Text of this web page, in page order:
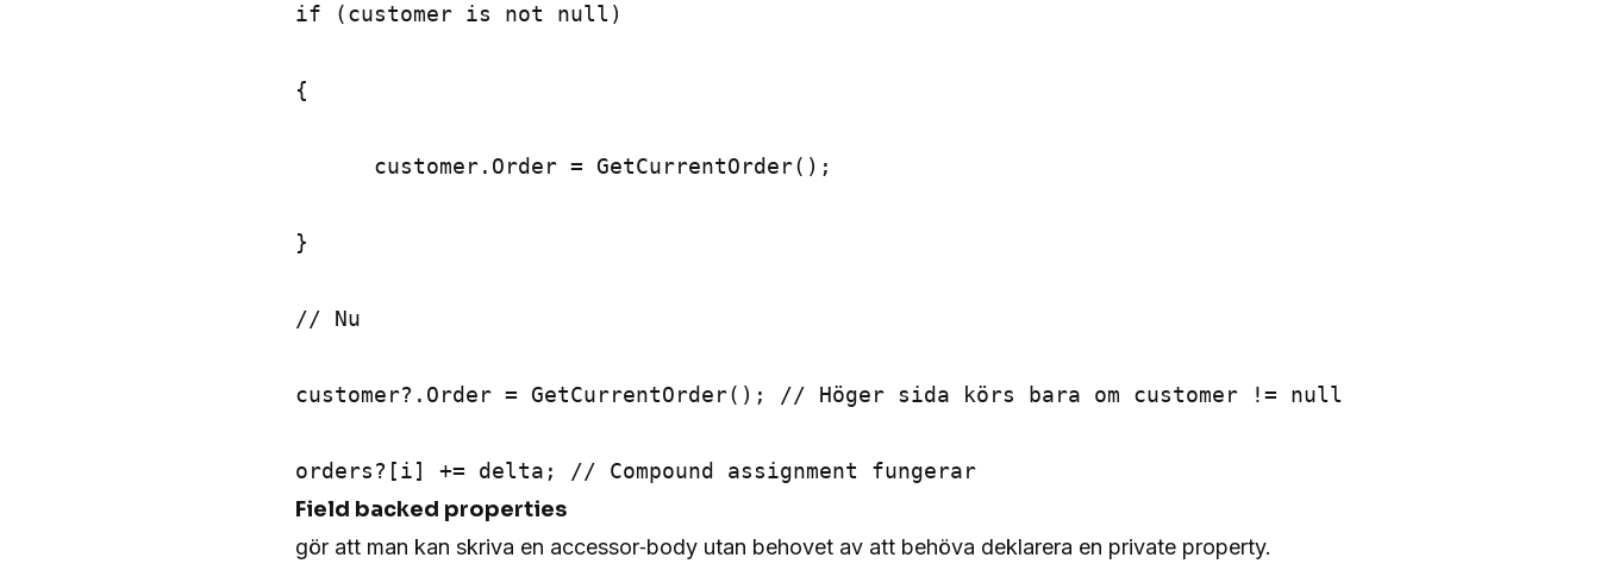
if (customer is not null)
{
      customer.Order = GetCurrentOrder();
}
// Nu
customer?.Order = GetCurrentOrder(); // Höger sida körs bara om customer != null
Field backed properties
gör att man kan skriva en accessor‑body utan behovet av att behöva deklarera en private property.